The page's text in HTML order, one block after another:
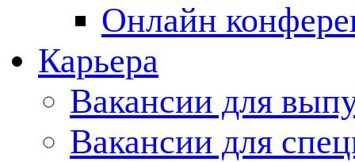
Онлайн
Карьера
Вакансии для
Вакансии для